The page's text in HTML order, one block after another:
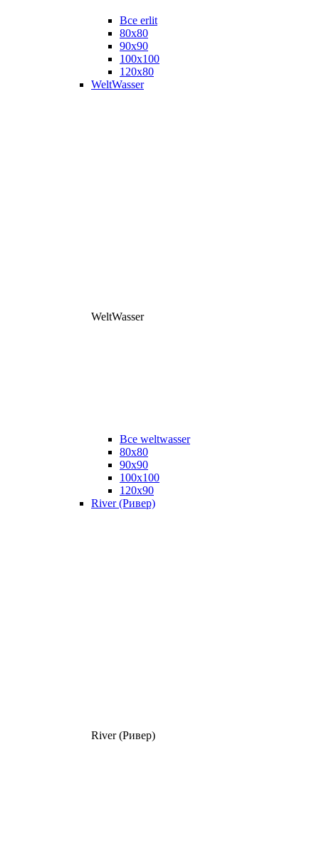
Все erlit
80x80
90x90
100x100
120x80
WeltWasser
WeltWasser
Все weltwasser
80x80
90x90
100x100
120x90
River (Ривер)
River (Ривер)